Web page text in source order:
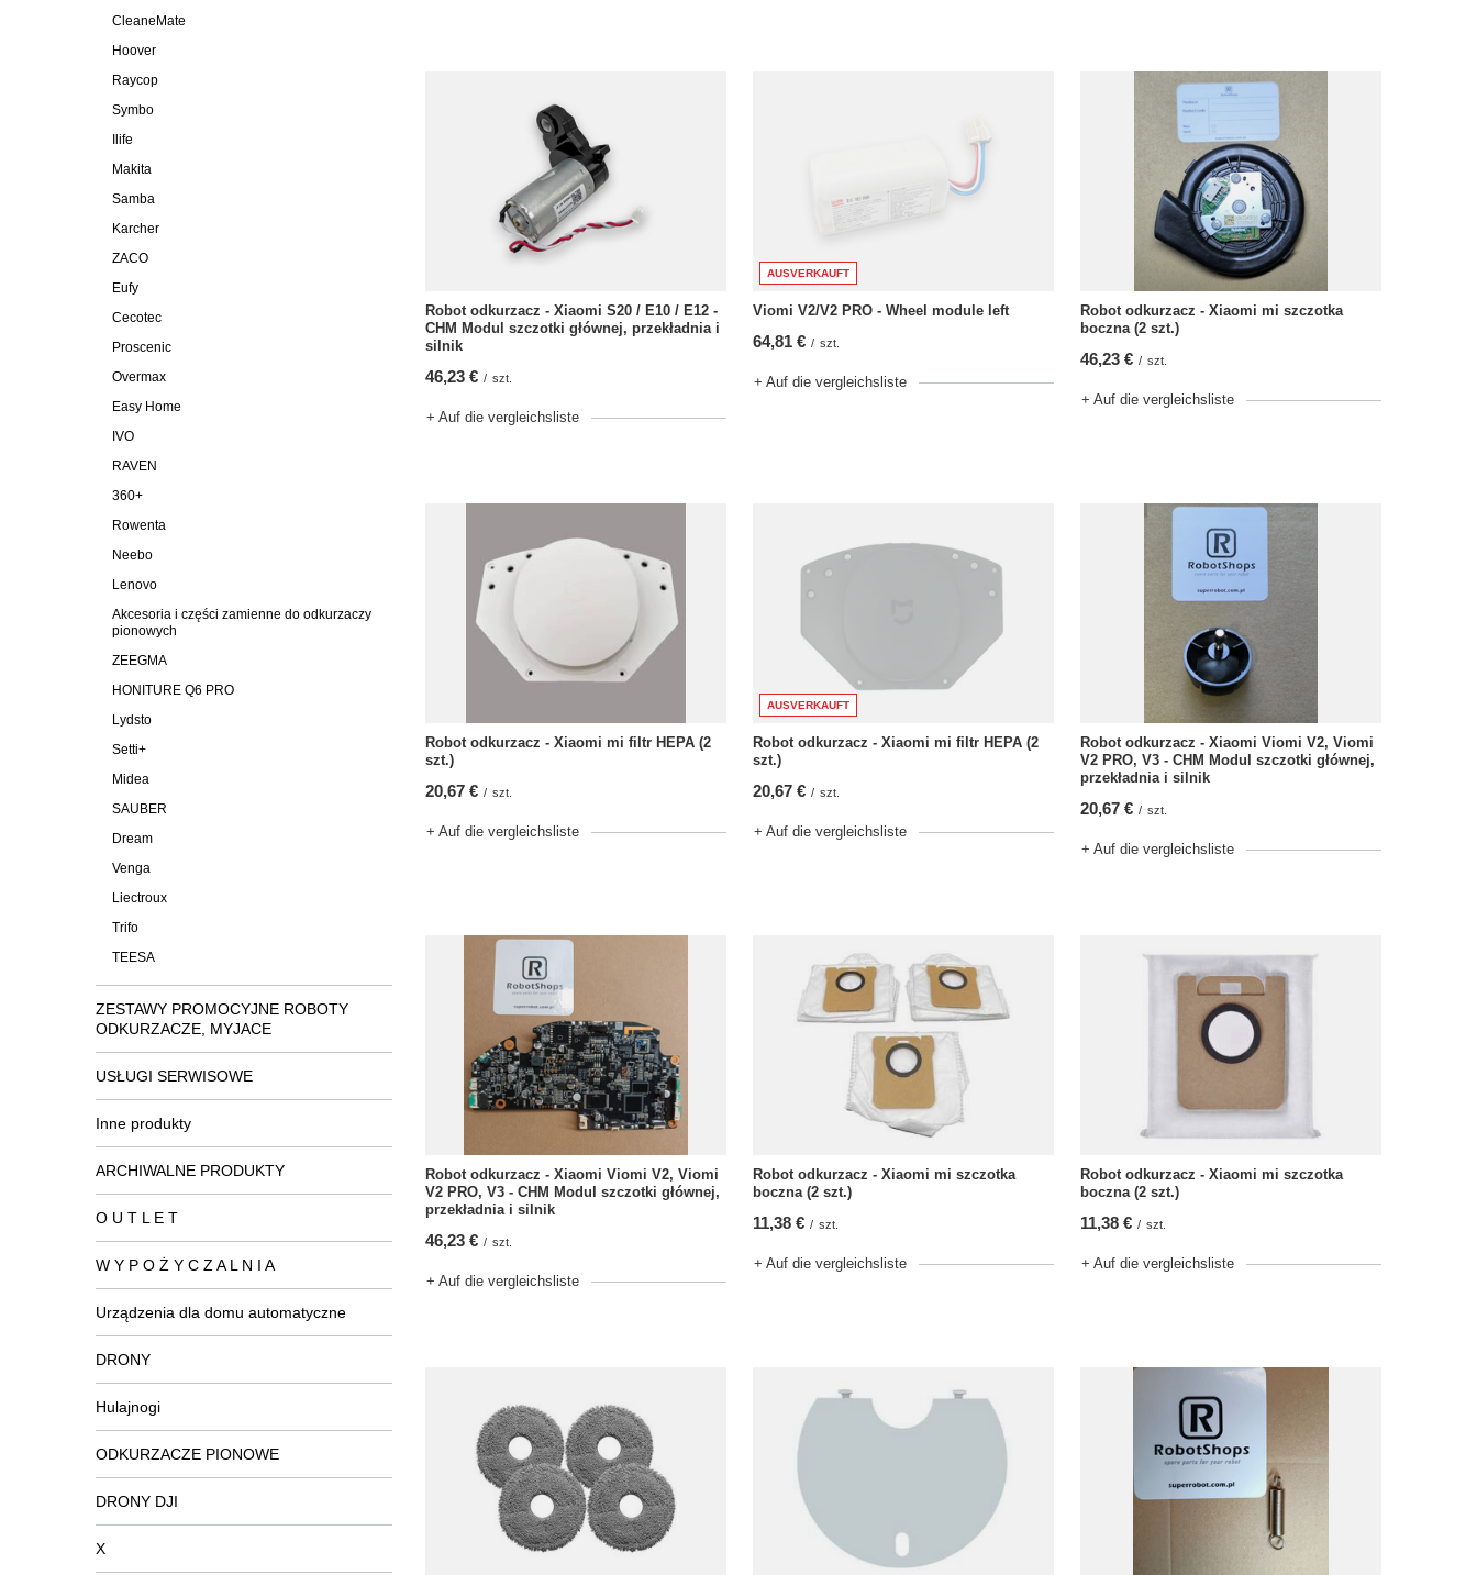
CleaneMate
Hoover
Raycop
Symbo
Ilife
Makita
Samba
Karcher
ZACO
Eufy
Cecotec
Proscenic
Overmax
Easy Home
IVO
RAVEN
360+
Rowenta
Neebo
Lenovo
Akcesoria i części zamienne do odkurzaczy
pionowych
ZEEGMA
HONITURE Q6 PRO
Lydsto
Setti+
Midea
SAUBER
Dream
Venga
Liectroux
Trifo
TEESA
ZESTAWY PROMOCYJNE ROBOTY
ODKURZACZE, MYJACE
USŁUGI SERWISOWE
Inne produkty
ARCHIWALNE PRODUKTY
O U T L E T
W Y P O Ż Y C Z A L N I A
Urządzenia dla domu automatyczne
DRONY
Hulajnogi
ODKURZACZE PIONOWE
DRONY DJI
X
Robot odkurzacz - Xiaomi S20 / E10 / E12 -
CHM Modul szczotki głównej, przekładnia i
silnik
46,23 € / szt.
+ Auf die vergleichsliste
AUSVERKAUFT
Viomi V2/V2 PRO - Wheel module left
64,81 € / szt.
+ Auf die vergleichsliste
Robot odkurzacz - Xiaomi mi szczotka
boczna (2 szt.)
46,23 € / szt.
+ Auf die vergleichsliste
Robot odkurzacz - Xiaomi mi filtr HEPA (2
szt.)
20,67 € / szt.
+ Auf die vergleichsliste
AUSVERKAUFT
Robot odkurzacz - Xiaomi mi filtr HEPA (2
szt.)
20,67 € / szt.
+ Auf die vergleichsliste
Robot odkurzacz - Xiaomi Viomi V2, Viomi
V2 PRO, V3 - CHM Modul szczotki głównej,
przekładnia i silnik
20,67 € / szt.
+ Auf die vergleichsliste
Robot odkurzacz - Xiaomi Viomi V2, Viomi
V2 PRO, V3 - CHM Modul szczotki głównej,
przekładnia i silnik
46,23 € / szt.
+ Auf die vergleichsliste
Robot odkurzacz - Xiaomi mi szczotka
boczna (2 szt.)
11,38 € / szt.
+ Auf die vergleichsliste
Robot odkurzacz - Xiaomi mi szczotka
boczna (2 szt.)
11,38 € / szt.
+ Auf die vergleichsliste